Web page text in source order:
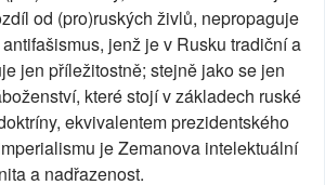
od (pro)ruských živlů, nepropaguje
jenž je v Rusku tradiční a
jen příležitostně; stejně jako se jen
které stojí v základech ruské
ekvivalentem prezidentského
je Zemanova intelektuální
a nadřazenost.